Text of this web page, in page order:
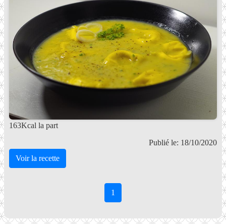
163Kcal la part
Publié le: 18/10/2020
Voir la recette
1